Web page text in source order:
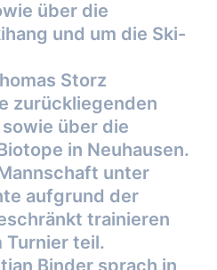
über die
und um die Ski-
Storz
zurückliegenden
sowie über die
in Neuhausen.
unter
aufgrund der
trainieren
Turnier teil.
Binder sprach in